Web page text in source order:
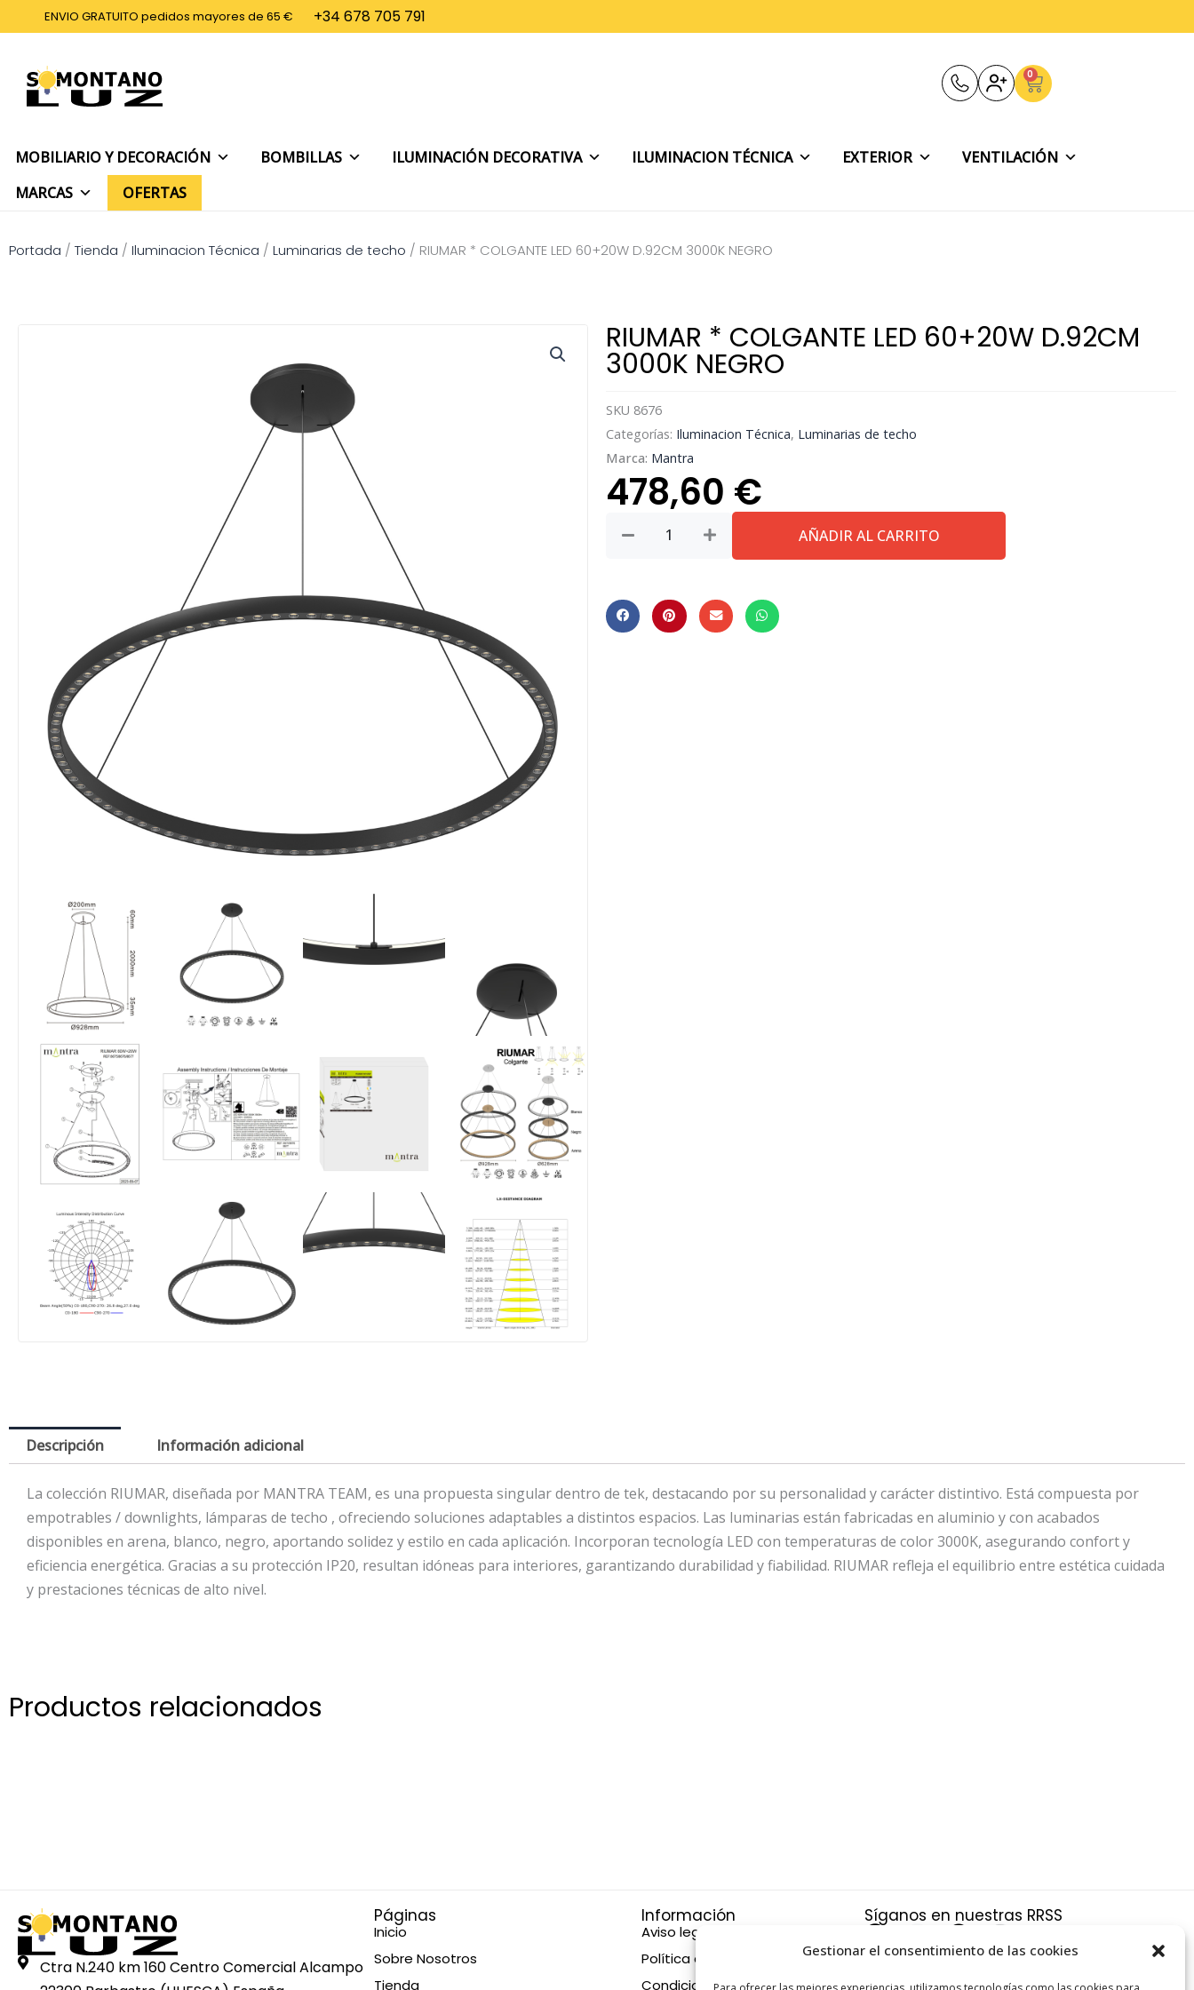
Gestionar el consentimiento de las cookies
al
ENVIO GRATUITO pedidos mayores de 65 € +34 678 705 791
0
Carrito
MOBILIARIO Y DECORACIÓN BOMBILLAS ILUMINACIÓN DECORATIVA ILUMINACION TÉCNICA EXTERIOR
VENTILACIÓN
MARCAS
OFERTAS
Portada / Tienda / Iluminacion Técnica / Luminarias de techo / RIUMAR * COLGANTE LED 60+20W D.92CM 3000K NEGRO
RIUMAR * COLGANTE LED 60+20W D.92CM
3000K NEGRO
SKU 8676
Categorías: Iluminacion Técnica, Luminarias de techo
Marca: Mantra
478,60 €
60+20W
AÑADIR AL CARRITO
Descripción Información adicional
La colección RIUMAR, diseñada por MANTRA TEAM, es una propuesta singular dentro de tek, destacando por su personalidad y carácter distintivo. Está compuesta por
empotrables / downlights, lámparas de techo , ofreciendo soluciones adaptables a distintos espacios. Las luminarias están fabricadas en aluminio y con acabados
disponibles en arena, blanco, negro, aportando solidez y estilo en cada aplicación. Incorporan tecnología LED con temperaturas de color 3000K, asegurando confort y
eficiencia energética. Gracias a su protección IP20, resultan idóneas para interiores, garantizando durabilidad y fiabilidad. RIUMAR refleja el equilibrio entre estética cuidada
y prestaciones técnicas de alto nivel.
Productos relacionados
Ctra N.240 km 160 Centro Comercial Alcampo
Páginas
Inicio
Sobre Nosotros
Tienda
Información
Aviso legal
Política de privacidad
Condiciones de compra
Síganos en nuestras RRSS
F
a -
t
P
i
n
I
n
s